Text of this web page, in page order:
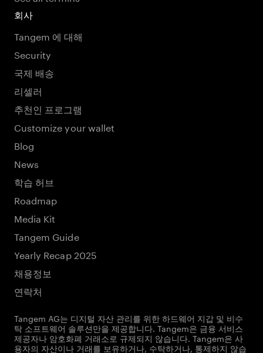
회사
Tangem 에 대해
Security
국제 배송
리셀러
추천인 프로그램
Customize your wallet
Blog
News
학습 허브
Roadmap
Media Kit
Tangem Guide
Yearly Recap 2025
채용정보
연락처
Tangem AG는 디지털 자산 관리를 위한 하드웨어 지갑 및 비수
탁 소프트웨어 솔루션만을 제공합니다. Tangem은 금융 서비스
제공자나 암호화폐 거래소로 규제되지 않습니다. Tangem은 사
용자의 자산이나 거래를 보유하거나, 수탁하거나, 통제하지 않습